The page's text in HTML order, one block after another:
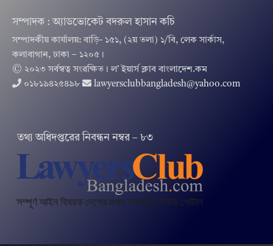
সম্পাদক : অ্যাডভোকেট বদরুল হাসান কচি
সম্পাদকীয় কার্যালয়: বাড়ি- ১৫১, (২য় তলা) ১/বি, লেক সার্কাস,
কলাবাগান, ঢাকা – ১২০৫।
© ২০২৩ সর্বস্বত্ব সংরক্ষিত । ল’ ইয়ার্স ক্লাব বাংলাদেশ.কম
০১৮১৯৪২৫৪৯৮
lawyersclubbangladesh@yahoo.com
তথ‌্য অ‌ধিদপ্ত‌রের নিবন্ধন নম্বর – ৮৩